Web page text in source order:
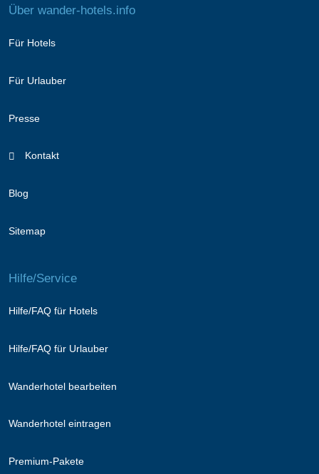
Über wander-hotels.info
Für Hotels
Für Urlauber
Presse
Kontakt
Blog
Sitemap
Hilfe/Service
Hilfe/FAQ für Hotels
Hilfe/FAQ für Urlauber
Wanderhotel bearbeiten
Wanderhotel eintragen
Premium-Pakete